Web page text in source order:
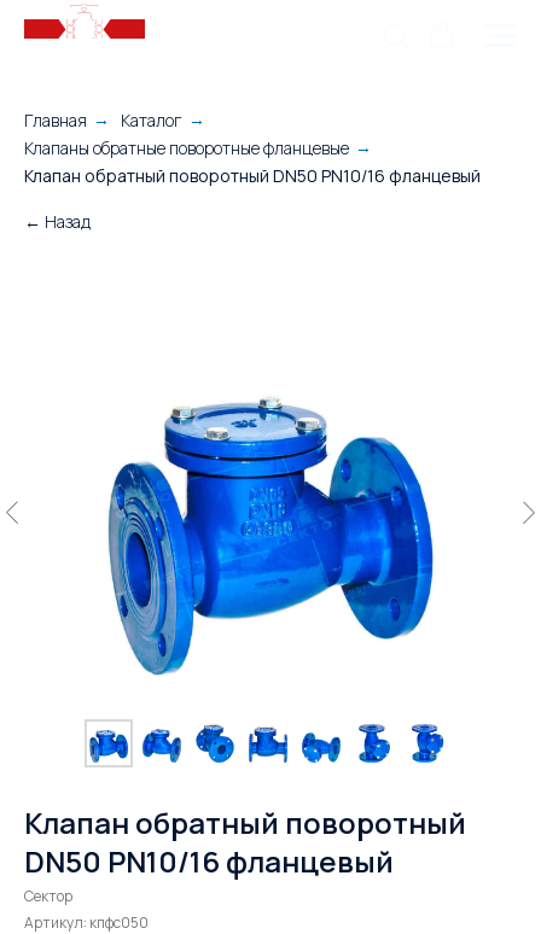
Главная → Каталог →
Клапаны обратные поворотные фланцевые →
Клапан обратный поворотный DN50 PN10/16 фланцевый
← Назад
Клапан обратный поворотный
DN50 PN10/16 фланцевый
Сектор
Артикул: кпфс050